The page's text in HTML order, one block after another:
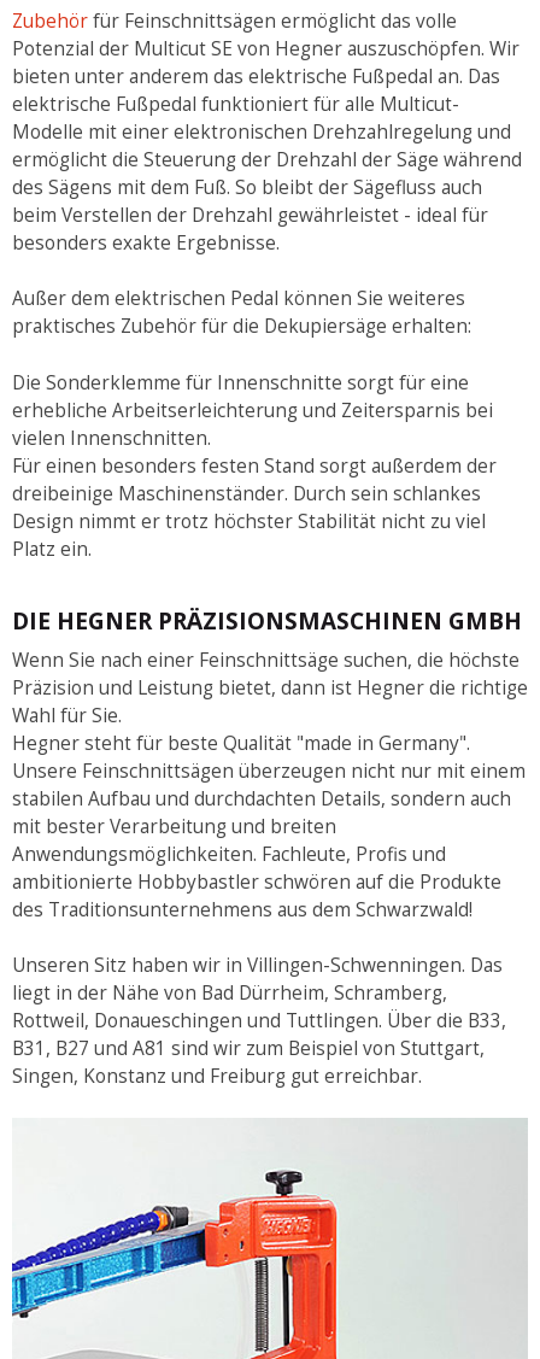
Zubehörfür Feinschnittsägen ermöglicht das volle
Potenzial der Multicut SE von Hegner auszuschöpfen. Wir
bieten unter anderem das elektrische Fußpedal an. Das
elektrische Fußpedal funktioniert für alle Multicut-
Modelle mit einer elektronischen Drehzahlregelung und
ermöglicht die Steuerung der Drehzahl der Säge während
des Sägens mit dem Fuß. So bleibt der Sägefluss auch
beim Verstellen der Drehzahl gewährleistet - ideal für
besonders exakte Ergebnisse.
Außer dem elektrischen Pedal können Sie weiteres
praktisches Zubehör für die Dekupiersäge erhalten:
Die Sonderklemme für Innenschnitte sorgt für eine
erhebliche Arbeitserleichterung und Zeitersparnis bei
vielen Innenschnitten.
Für einen besonders festen Stand sorgt außerdem der
dreibeinige Maschinenständer. Durch sein schlankes
Design nimmt er trotz höchster Stabilität nicht zu viel
Platz ein.
DIE HEGNER PRÄZISIONSMASCHINEN GMBH
Wenn Sie nach einer Feinschnittsäge suchen, die höchste
Präzision und Leistung bietet, dann ist Hegner die richtige
Wahl für Sie.
Hegner steht für beste Qualität "made in Germany".
Unsere Feinschnittsägen überzeugen nicht nur mit einem
stabilen Aufbau und durchdachten Details, sondern auch
mit bester Verarbeitung und breiten
Anwendungsmöglichkeiten. Fachleute, Profis und
ambitionierte Hobbybastler schwören auf die Produkte
des Traditionsunternehmens aus dem Schwarzwald!
Unseren Sitz haben wir in Villingen-Schwenningen. Das
liegt in der Nähe von Bad Dürrheim, Schramberg,
Rottweil, Donaueschingen und Tuttlingen. Über die B33,
B31, B27 und A81 sind wir zum Beispiel von Stuttgart,
Singen, Konstanz und Freiburg gut erreichbar.